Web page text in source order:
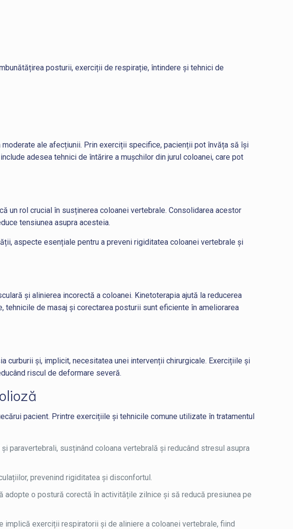
posturii, exerciții de respirație, întindere și tehnici de
ale afecțiunii. Prin exerciții specifice, pacienții pot învăța să își
adesea tehnici de întărire a mușchilor din jurul coloanei, care pot
un rol crucial în susținerea coloanei vertebrale. Consolidarea acestor
tensiunea asupra acesteia.
aspecte esențiale pentru a preveni rigiditatea coloanei vertebrale și
și alinierea incorectă a coloanei. Kinetoterapia ajută la reducerea
de masaj și corectarea posturii sunt eficiente în ameliorarea
și, implicit, necesitatea unei intervenții chirurgicale. Exercițiile și
riscul de deformare severă.
pacient. Printre exercițiile și tehnicile comune utilizate în tratamentul
paravertebrali, susținând coloana vertebrală și reducând stresul asupra
prevenind rigiditatea și disconfortul.
o postură corectă în activitățile zilnice și să reducă presiunea pe
exerciții respiratorii și de aliniere a coloanei vertebrale, fiind